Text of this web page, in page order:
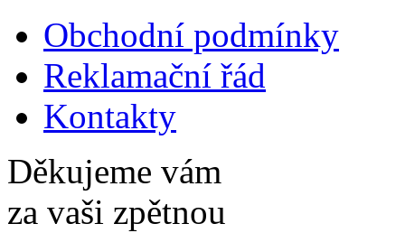
Obchodní podmínky
Reklamační řád
Kontakty
Děkujeme vám
za vaši zpětnou